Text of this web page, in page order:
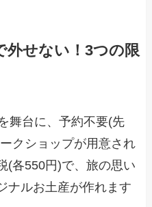
外せない！3つの限
舞台に、予約不要(先
クショップが用意され
(各550円)で、旅の思い
ナルお土産が作れます